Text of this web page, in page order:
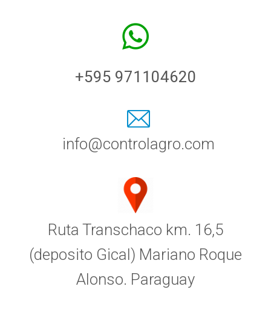
+595 971104620
info@controlagro.com
Ruta Transchaco km. 16,5
(deposito Gical) Mariano Roque
Alonso. Paraguay